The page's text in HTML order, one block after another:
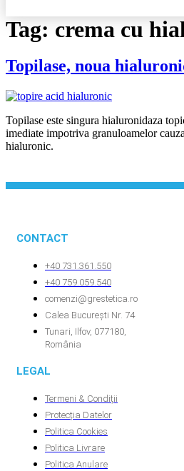
Tag: crema cu
Topilase, noua
Topilase este singura hialuronidaza
imediate impotriva granuloamelor
hialuronic.
CONTACT
+40 731.361.550
+40 759.059.540
comenzi@grestetica.ro
Calea București Nr. 74
Tunari, Ilfov, 077180,
România
LEGAL
Termeni & Condiții
Protecția Datelor
Politica Cookies
Politica Livrare
Politica Anulare